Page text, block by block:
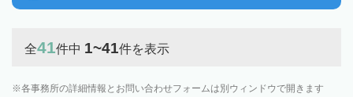
全41件中 1~41件を表示
各事務所の詳細情報とお問い合わせフォームは別ウィンドウで開きます